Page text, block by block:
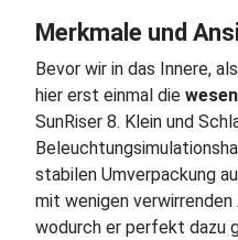
Merkmale und
Bevor wir in das Innere,
hier erst einmal die
SunRiser 8. Klein und
stabilen Umverpackung
mit wenigen
wodurch er perfekt dazu